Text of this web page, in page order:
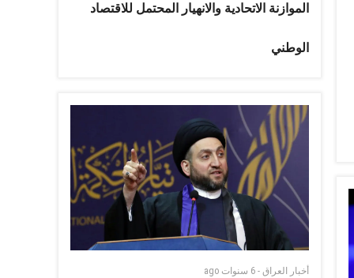
الموازنة الاتحادية والانهيار المحتمل للاقتصاد
الوطني
أخبار العراق- 6 سنوات ago